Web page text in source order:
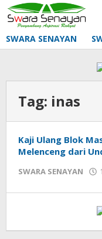
Lewati
ke
konten
SWARA SENAYAN
Tag: inas
Kaji Ulang Blok
Melenceng dari
SWARA SENAYAN